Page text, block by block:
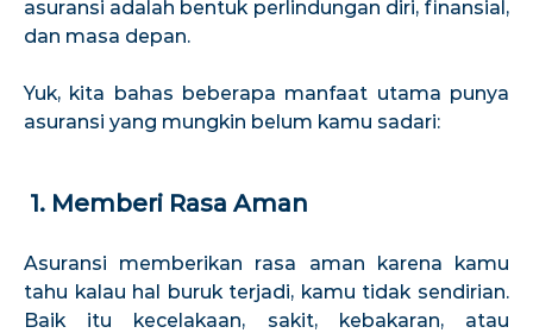
asuransi adalah bentuk perlindungan diri, finansial,
dan masa depan.
Yuk, kita bahas beberapa manfaat utama punya
asuransi yang mungkin belum kamu sadari:
1. Memberi Rasa Aman
Asuransi memberikan rasa aman karena kamu
tahu kalau hal buruk terjadi, kamu tidak sendirian.
Baik itu kecelakaan, sakit, kebakaran, atau